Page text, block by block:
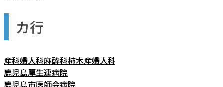
カ行
産科婦人科麻酔科柿木産婦人科
鹿児島厚生連病院
鹿児島市医師会病院